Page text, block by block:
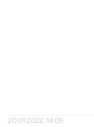
20.01.2022, 14:05